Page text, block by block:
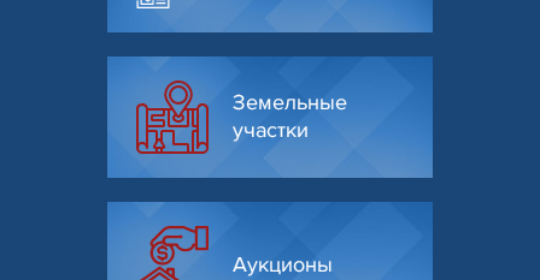
Земельные
участки
Аукционы